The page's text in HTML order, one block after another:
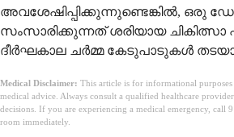
അവശേഷിപ്പിക്കുന്നുണ്ടെങ്കിൽ, ഒരു
സംസാരിക്കുന്നത് ശരിയായ ചികിത്സാ
ദീർഘകാല ചർമ്മ കേടുപാടുകൾ
Medical Disclaimer: This article is for informational
medical advice. Always consult a qualified healthcare
decisions. If you are experiencing a medical emergency, call
room immediately.